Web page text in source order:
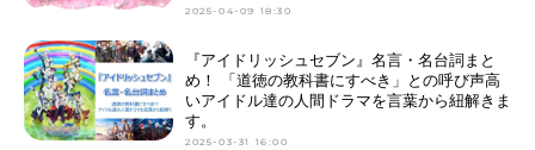
2025-04-09 18:30
『アイドリッシュセブン』名言・名台詞まと
め！ 「道徳の教科書にすべき」との呼び声高
いアイドル達の人間ドラマを言葉から紐解きま
す。
2025-03-31 16:00